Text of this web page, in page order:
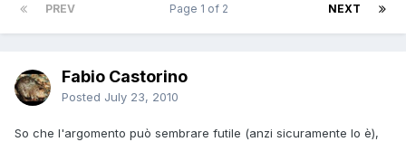
PREV NEXT
Page 1 of 2
Fabio Castorino
Posted July 23, 2010
So che l'argomento può sembrare futile (anzi sicuramente lo è),